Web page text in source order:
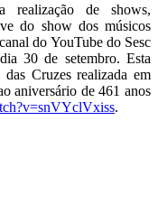
realização de shows,
do show dos músicos
do YouTube do Sesc
30 de setembro. Esta
Cruzes realizada em
aniversário de 461 anos
.